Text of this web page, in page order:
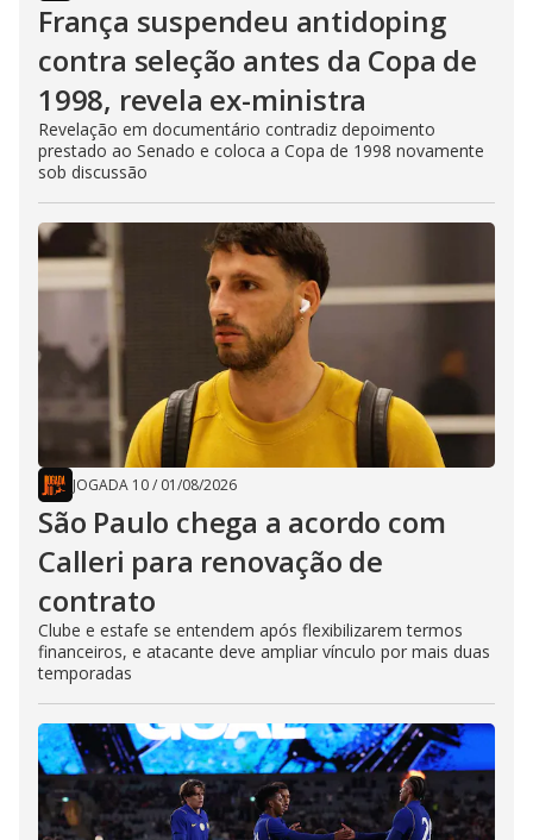
França suspendeu antidoping
contra seleção antes da Copa de
1998, revela ex-ministra
Revelação em documentário contradiz depoimento
prestado ao Senado e coloca a Copa de 1998 novamente
sob discussão
JOGADA 10/ 01/08/2026
São Paulo chega a acordo com
Calleri para renovação de
contrato
Clube e estafe se entendem após flexibilizarem termos
financeiros, e atacante deve ampliar vínculo por mais duas
temporadas